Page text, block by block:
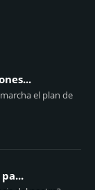
el plan de